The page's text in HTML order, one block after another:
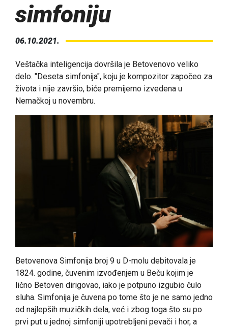
simfoniju
06.10.2021.
Veštačka inteligencija dovršila je Betovenovo veliko
delo. "Deseta simfonija", koju je kompozitor započeo za
života i nije završio, biće premijerno izvedena u
Nemačkoj u novembru.
Betovenova Simfonija broj 9 u D-molu debitovala je
1824. godine, čuvenim izvođenjem u Beču kojim je
lično Betoven dirigovao, iako je potpuno izgubio čulo
sluha. Simfonija je čuvena po tome što je ne samo jedno
od najlepših muzičkih dela, već i zbog toga što su po
prvi put u jednoj simfoniji upotrebljeni pevači i hor, a